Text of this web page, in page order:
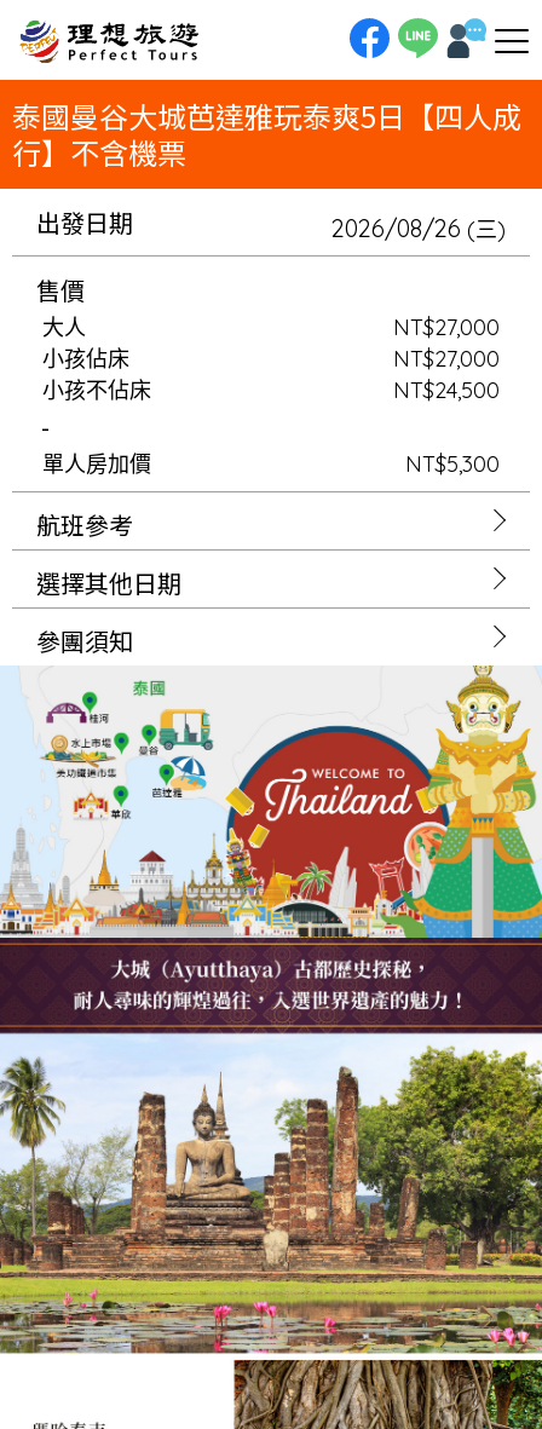
啡廳享受無敵海景。全程精選美食與特色體驗，感受一趟與眾不同的泰式潮流假期。
泰國曼谷大城芭達雅玩泰爽5日【四人成
行】不含機票
出發日期 2026/08/26 (三)
售價
大人
NT$27,000
小孩佔床
NT$27,000
小孩不佔床
NT$24,500
-
單人房加價 NT$5,300
航班參考
選擇其他日期
參團須知